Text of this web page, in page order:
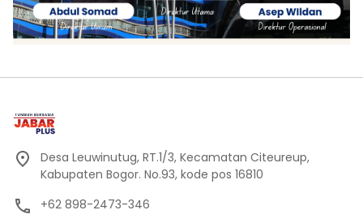
Desa Leuwinutug, RT.1/3, Kecamatan Citeureup,
Kabupaten Bogor. No.93, kode pos 16810
+62 898-2473-346